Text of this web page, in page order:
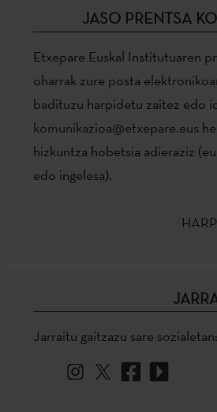
JASO PRENTSA
Etxepare Euskal Institutuaren
oharrak zure posta
badituzu harpidetu zaitez edo
komunikazioa@etxepare.eus
hizkuntza hobetsia adieraziz
edo ingelesa).
Jarraitu gaitzazu sare sozialetan: